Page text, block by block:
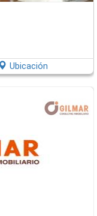
Ubicación